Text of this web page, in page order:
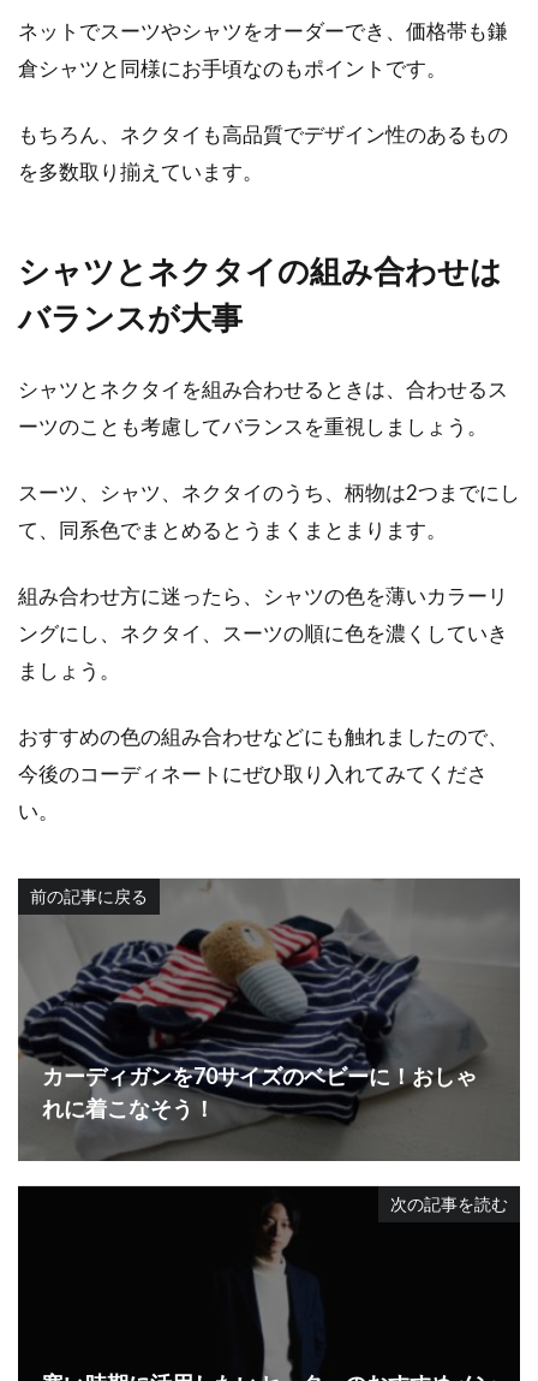
ネットでスーツやシャツをオーダーでき、価格帯も鎌
倉シャツと同様にお手頃なのもポイントです。
もちろん、ネクタイも高品質でデザイン性のあるもの
を多数取り揃えています。
シャツとネクタイの組み合わせは
バランスが大事
シャツとネクタイを組み合わせるときは、合わせるス
ーツのことも考慮してバランスを重視しましょう。
スーツ、シャツ、ネクタイのうち、柄物は2つまでにし
て、同系色でまとめるとうまくまとまります。
組み合わせ方に迷ったら、シャツの色を薄いカラーリ
ングにし、ネクタイ、スーツの順に色を濃くしていき
ましょう。
おすすめの色の組み合わせなどにも触れましたので、
今後のコーディネートにぜひ取り入れてみてくださ
い。
前の記事に戻る
カーディガンを70サイズのベビーに！おしゃ
れに着こなそう！
次の記事を読む